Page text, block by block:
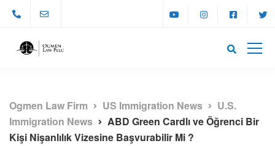
Ogmen Law Firm US Immigration News
U.S.
Immigration News
ABD Green Cardlı ve Öğrenci Bir
Kişi Nişanlılık Vizesine Başvurabilir Mi ?